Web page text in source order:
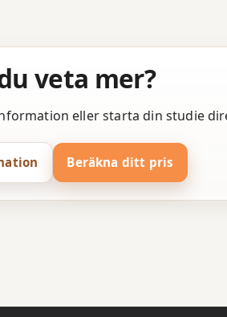
veta mer?
eller starta din studie
Beräkna ditt pris